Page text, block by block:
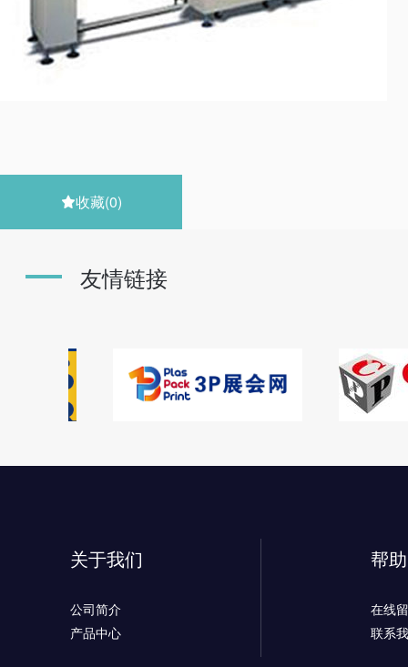
收藏(0)
友情链接
关于我们
公司简介
产品中心
帮
在线
联系